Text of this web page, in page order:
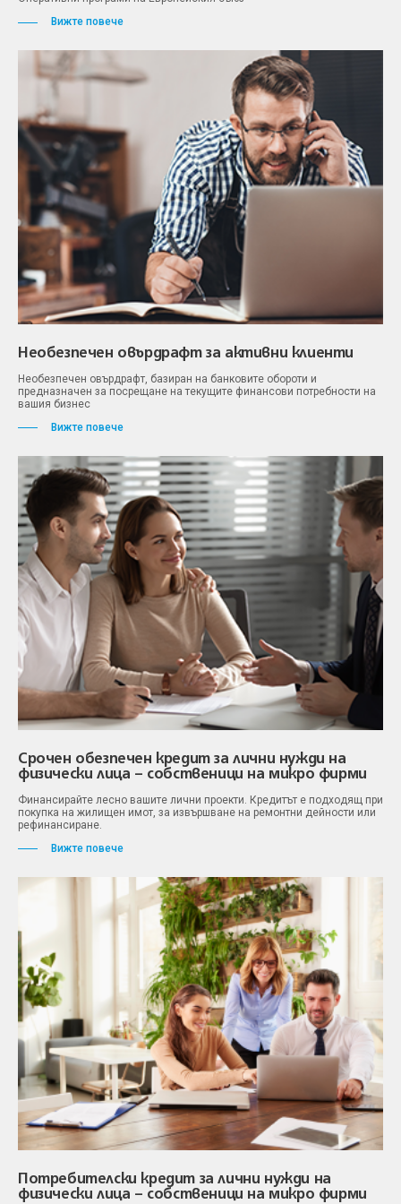
Вижте повече
Необезпечен овърдрафт за активни клиенти
Необезпечен овърдрафт, базиран на банковите обороти и
предназначен за посрещане на текущите финансови потребности на
вашия бизнес
Вижте повече
Срочен обезпечен кредит за лични нужди на
физически лица – собственици на микро фирми
Финансирайте лесно вашите лични проекти. Кредитът е подходящ при
покупка на жилищен имот, за извършване на ремонтни дейности или
рефинансиране.
Вижте повече
Потребителски кредит за лични нужди на
физически лица – собственици на микро фирми